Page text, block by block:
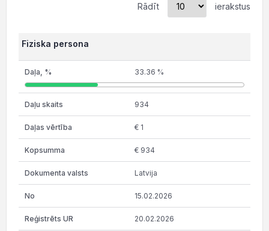
Rādīt ierakstus
Fiziska persona
33.36 %
934
€ 1
€ 934
Latvija
15.02.2026
20.02.2026